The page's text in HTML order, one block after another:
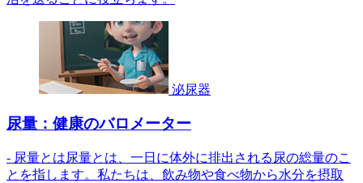
泌尿器
尿量：健康のバロメーター
- 尿量とは尿量とは、一日に体外に排出される尿の総量のこ
とを指します。私たちは、飲み物や食べ物から水分を摂取